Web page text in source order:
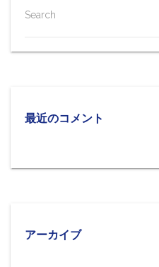
Search
最近のコメント
アーカイブ